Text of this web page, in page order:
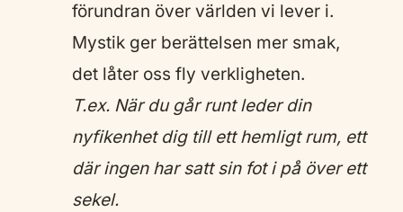
förundran över världen vi lever i.
Mystik ger berättelsen mer smak,
det låter oss fly verkligheten.
T.ex. När du går runt leder din
nyfikenhet dig till ett hemligt rum, ett
där ingen har satt sin fot i på över ett
sekel.